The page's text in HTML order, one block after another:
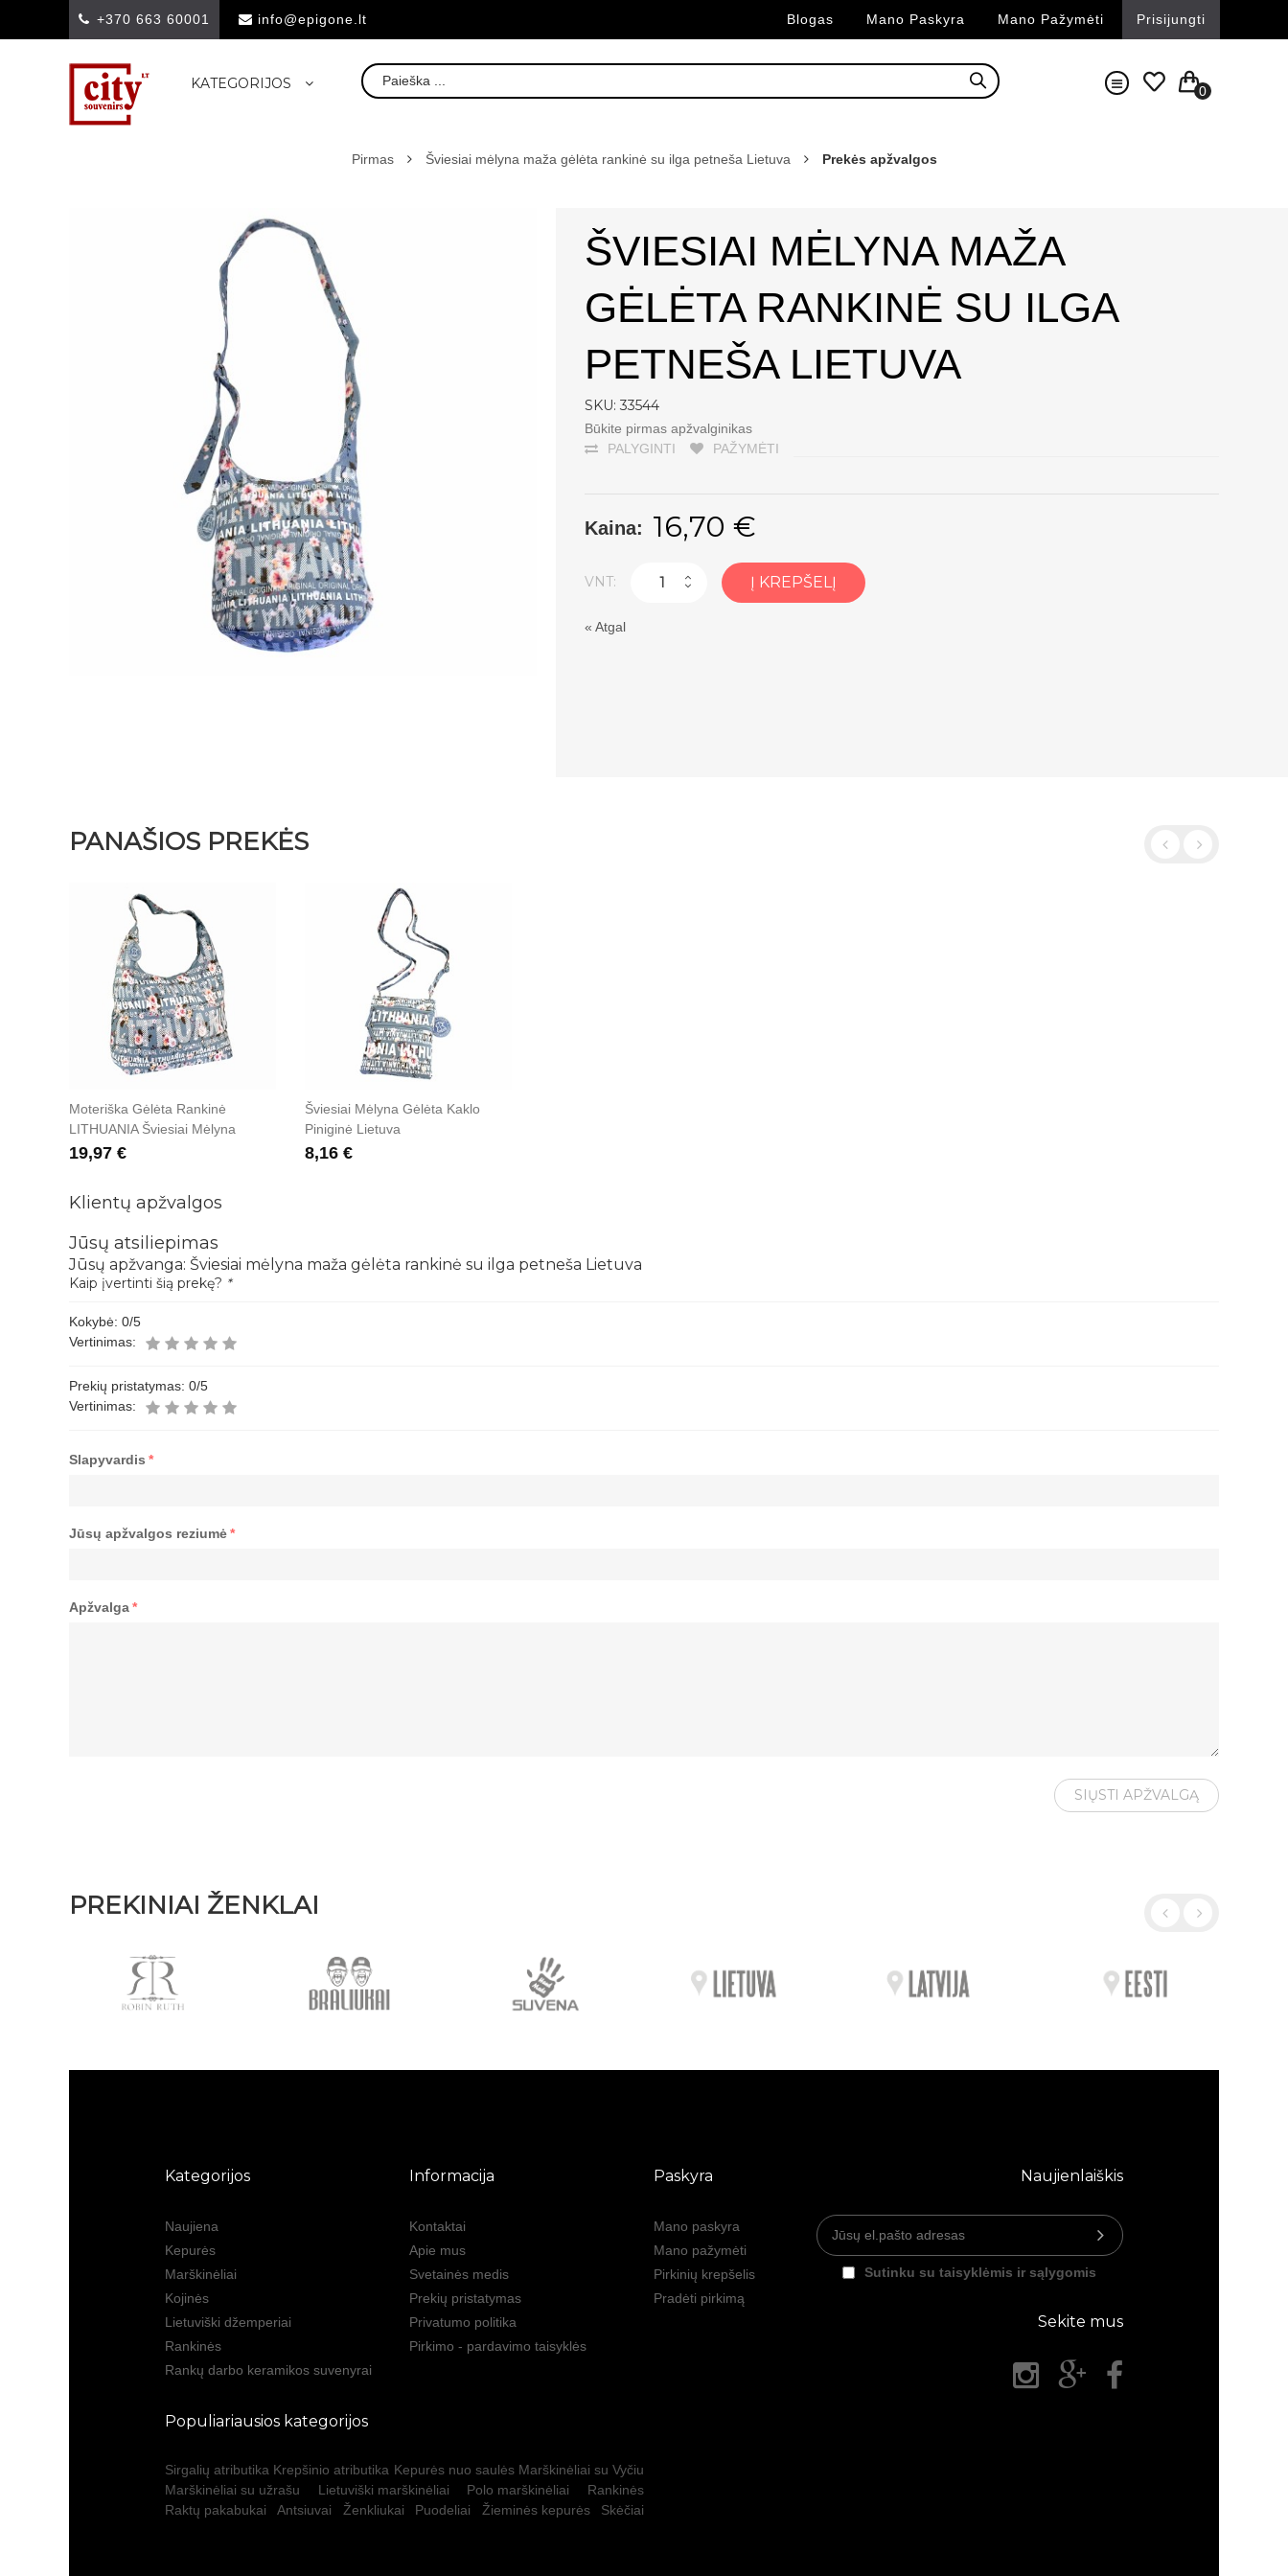
+370 663 60001 info@epigone.lt Blogas Mano Paskyra Mano Pažymėti Prisijungti
KATEGORIJOS 0
Pirmas Šviesiai mėlyna maža gėlėta rankinė su ilga petneša Lietuva Prekės apžvalgos
ŠVIESIAI MĖLYNA MAŽA
GĖLĖTA RANKINĖ SU ILGA
PETNEŠA LIETUVA
SKU: 33544
Būkite pirmas apžvalginikas
PALYGINTI
PAŽYMĖTI
Kaina: 16,70 €
VNT: Į KREPŠELĮ
«Atgal
PANAŠIOS PREKĖS
Moteriška Gėlėta Rankinė
LITHUANIA Šviesiai Mėlyna
19,97 €
Šviesiai Mėlyna Gėlėta Kaklo
Piniginė Lietuva
8,16 €
Klientų apžvalgos
Jūsų atsiliepimas
Jūsų apžvanga: Šviesiai mėlyna maža gėlėta rankinė su ilga petneša Lietuva
Kaip įvertinti šią prekę? *
Kokybė: 0/5
Vertinimas:
Prekių pristatymas: 0/5
Vertinimas:
*
Slapyvardis
*
Jūsų apžvalgos reziumė
*
Apžvalga
SIŲSTI APŽVALGĄ
PREKINIAI ŽENKLAI
Kategorijos
Naujiena
Kepurės
Marškinėliai
Kojinės
Lietuviški džemperiai
Rankinės
Rankų darbo keramikos suvenyrai
Informacija
Kontaktai
Apie mus
Svetainės medis
Prekių pristatymas
Privatumo politika
Pirkimo - pardavimo taisyklės
Paskyra
Mano paskyra
Mano pažymėti
Pirkinių krepšelis
Pradėti pirkimą
Naujienlaiškis
Sutinku su taisyklėmis ir sąlygomis
Sekite mus
Populiariausios kategorijos
Sirgalių atributika Krepšinio atributika Kepurės nuo saulės Marškinėliai su Vyčiu
Marškinėliai su užrašu
Lietuviški marškinėliai Polo marškinėliai
Rankinės
Raktų pakabukai
Antsiuvai Ženkliukai Puodeliai Žieminės kepurės Skėčiai